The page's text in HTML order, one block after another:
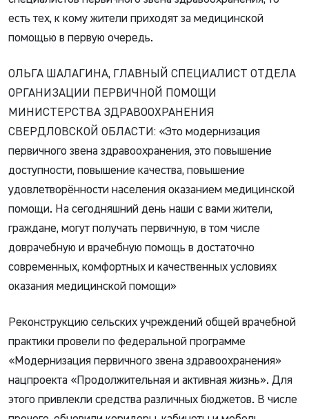
есть тех, к кому жители приходят за медицинской
помощью в первую очередь.
ОЛЬГА ШАЛАГИНА, ГЛАВНЫЙ СПЕЦИАЛИСТ ОТДЕЛА
ОРГАНИЗАЦИИ ПЕРВИЧНОЙ ПОМОЩИ
МИНИСТЕРСТВА ЗДРАВООХРАНЕНИЯ
СВЕРДЛОВСКОЙ ОБЛАСТИ: «Это модернизация
первичного звена здравоохранения, это повышение
доступности, повышение качества, повышение
удовлетворённости населения оказанием медицинской
помощи. На сегодняшний день наши с вами жители,
граждане, могут получать первичную, в том числе
доврачебную и врачебную помощь в достаточно
современных, комфортных и качественных условиях
оказания медицинской помощи»
Реконструкцию сельских учреждений общей врачебной
практики провели по федеральной программе
«Модернизация первичного звена здравоохранения»
нацпроекта «Продолжительная и активная жизнь». Для
этого привлекли средства различных бюджетов. В числе